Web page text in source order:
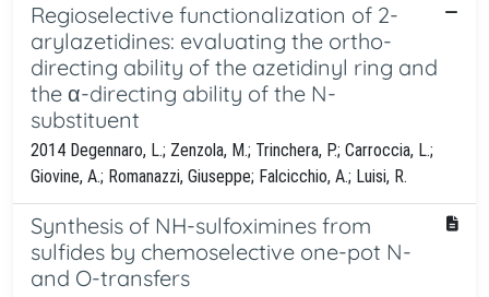
Regioselective functionalization of 2-
arylazetidines: evaluating the ortho-
directing ability of the azetidinyl ring and
the α-directing ability of the N-
substituent
2014 Degennaro, L.; Zenzola, M.; Trinchera, P.; Carroccia, L.;
Giovine, A.; Romanazzi, Giuseppe; Falcicchio, A.; Luisi, R.
Synthesis of NH-sulfoximines from
sulfides by chemoselective one-pot N-
and O-transfers